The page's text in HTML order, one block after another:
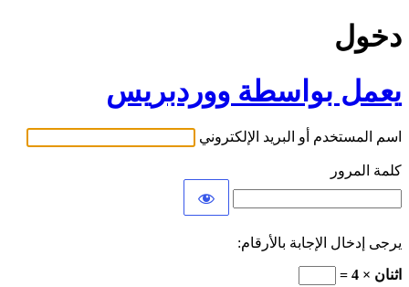
دخول
يعمل بواسطة ووردبريس
اسم المستخدم أو البريد الإلكتروني
كلمة المرور
يرجى إدخال الإجابة بالأرقام:
اثنان × 4 =